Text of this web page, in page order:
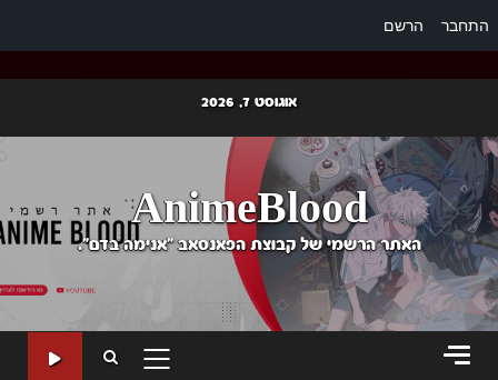
התחבר הרשם
content
אוגוסט 7, 2026
AnimeBlood
האתר הרשמי של קבוצת הפאנסאב "אנימה בדם".
PRIMARY